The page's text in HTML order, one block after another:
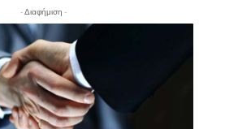
- Διαφήμιση -